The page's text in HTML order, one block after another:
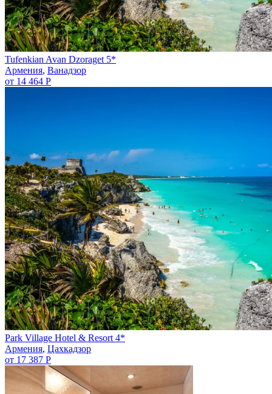
Tufenkian Avan Dzoraget 5*
Армения, Ванадзор
от 14 464 Р
Park Village Hotel & Resort 4*
Армения, Цахкадзор
от 17 387 Р